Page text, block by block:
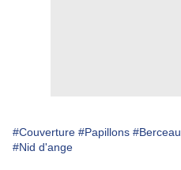
#Couverture #Papillons #Berceau
#Nid d'ange